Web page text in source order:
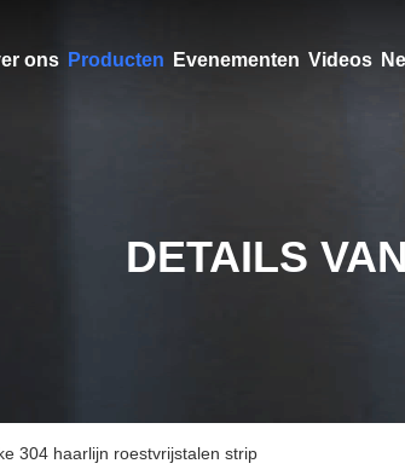
ons Producten Evenementen Videos
DETAILS
304 haarlijn roestvrijstalen strip